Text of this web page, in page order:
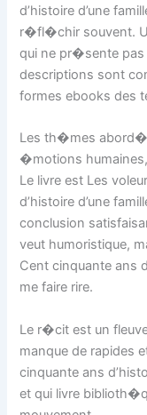
d’histoire d’une
r�fl�chir souvent.
qui ne pr�sente
descriptions sont
formes ebooks des
Les th�mes
�motions
Le livre est Les
d’histoire d’une
conclusion
veut humoristique,
Cent cinquante ans
me faire rire.
Le r�cit est un
manque de rapides
cinquante ans
et qui livre